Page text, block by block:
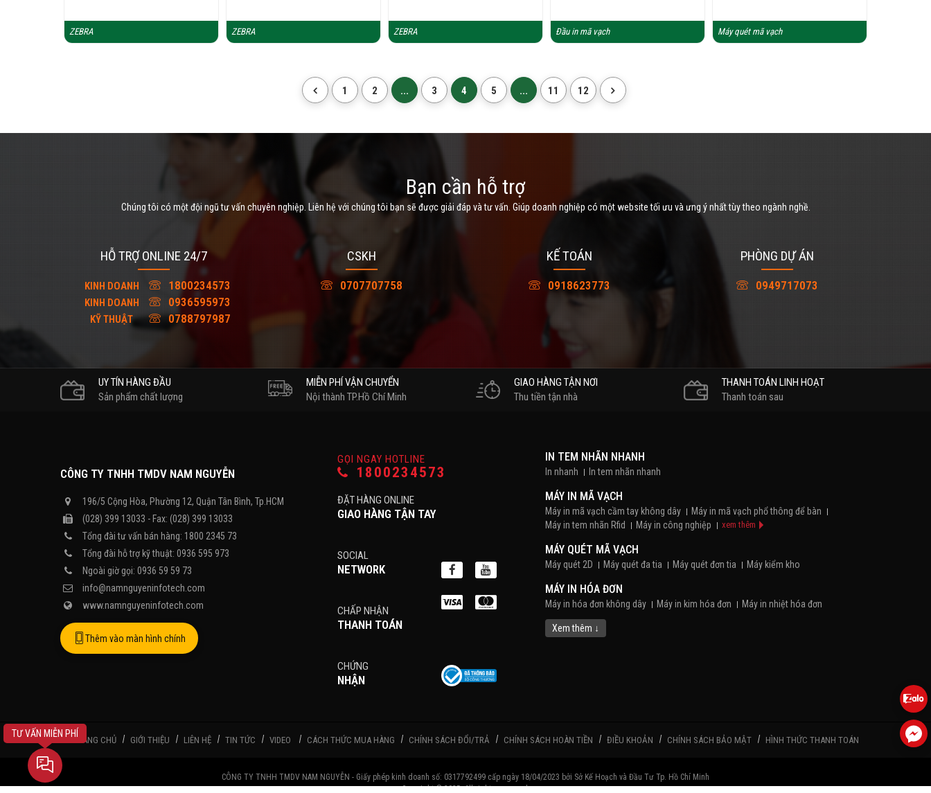
ZEBRA ZEBRA ZEBRA Đầu in mã vạch Máy quét mã vạch
1 2 ... 3 4 5 ... 11 12
Bạn cần hỗ trợ
Chúng tôi có một đội ngũ tư vấn chuyên nghiệp. Liên hệ với chúng tôi bạn sẽ được giải đáp và tư vấn. Giúp doanh nghiệp có một website tối ưu và ưng ý nhất tùy theo ngành nghề.
HỖ TRỢ ONLINE 24/7
KINH DOANH 1800234573
KINH DOANH 0936595973
KỸ THUẬT 0788797987
CSKH
0707707758
KẾ TOÁN
0918623773
PHÒNG DỰ ÁN
0949717073
UY TÍN HÀNG ĐẦU
Sản phẩm chất lượng
MIỄN PHÍ VẬN CHUYỂN
Nội thành TP.Hồ Chí Minh
GIAO HÀNG TẬN NƠI
Thu tiền tận nhà
THANH TOÁN LINH HOẠT
Thanh toán sau
CÔNG TY TNHH TMDV NAM NGUYỄN
196/5 Cộng Hòa, Phường 12, Quận Tân Bình, Tp.HCM
(028) 399 13033 - Fax: (028) 399 13033
Tổng đài tư vấn bán hàng: 1800 2345 73
Tổng đài hỗ trợ kỹ thuật: 0936 595 973
Ngoài giờ gọi: 0936 59 59 73
info@namnguyeninfotech.com
www.namnguyeninfotech.com
Thêm vào màn hình chính
GỌI NGAY HOTLINE
1800234573
ĐẶT HÀNG ONLINE
GIAO HÀNG TẬN TAY
SOCIAL
NETWORK
CHẤP NHẬN
THANH TOÁN
CHỨNG
NHẬN
IN TEM NHÃN NHANH
In nhanh In tem nhãn nhanh
MÁY IN MÃ VẠCH
Máy in mã vạch cầm tay không dây
Máy in mã vạch phổ thông để bàn
Máy in tem nhãn Rfid
Máy in công nghiệp xem thêm
MÁY QUÉT MÃ VẠCH
Máy quét 2D Máy quét đa tia Máy quét đơn tia Máy kiểm kho
MÁY IN HÓA ĐƠN
Máy in hóa đơn không dây Máy in kim hóa đơn Máy in nhiệt hóa đơn
POS BÁN HÀNG
MỰC IN NHÃN MÃ VẠCH
MÀN HÌNH HIỂN THỊ GIÁ
Xem thêm ↓
TRANG CHỦ GIỚI THIỆU LIÊN HỆ TIN TỨC VIDEO CÁCH THỨC MUA HÀNG CHÍNH SÁCH ĐỔI/TRẢ CHÍNH SÁCH HOÀN TIỀN ĐIỀU KHOẢN CHÍNH SÁCH BẢO MẬT HÌNH THỨC THANH TOÁN
CÔNG TY TNHH TMDV NAM NGUYỄN - Giấy phép kinh doanh số: 0317792499 cấp ngày 18/04/2023 bởi Sở Kế Hoạch và Đầu Tư Tp. Hồ Chí Minh
Copyright © 2025. All rights reserved.
TƯ VẤN MIỄN PHÍ